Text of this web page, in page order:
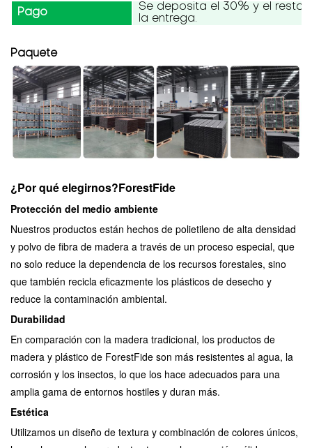
Pago
Se deposita el 30% y el resto
la entrega.
Paquete
¿Por qué elegirnos?ForestFide
Protección del medio ambiente
Nuestros productos están hechos de polietileno de alta densidad
y polvo de fibra de madera a través de un proceso especial, que
no solo reduce la dependencia de los recursos forestales, sino
que también recicla eficazmente los plásticos de desecho y
reduce la contaminación ambiental.
Durabilidad
En comparación con la madera tradicional, los productos de
madera y plástico de ForestFide son más resistentes al agua, la
corrosión y los insectos, lo que los hace adecuados para una
amplia gama de entornos hostiles y duran más.
Estética
Utilizamos un diseño de textura y combinación de colores únicos,